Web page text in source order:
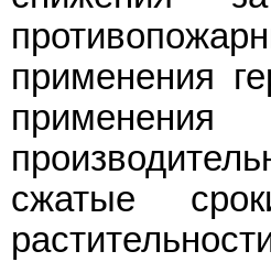
применения
сжатые